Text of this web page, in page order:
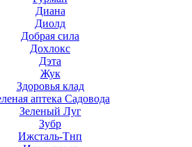
Диана
Диолд
Добрая сила
Дохлокс
Дэта
Жук
Здоровья клад
аптека Садовода
Зеленый Луг
Зубр
Ижсталь-Тнп